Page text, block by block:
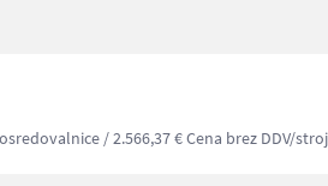
/ 2.566,37 € Cena brez DDV/